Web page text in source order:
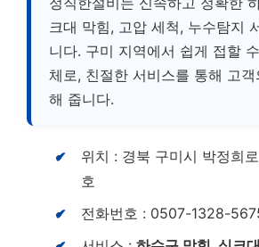
크대 막힘, 고압 세척, 누수탐지
니다. 구미 지역에서 쉽게 접할
체로, 친절한 서비스를 통해 고
해 줍니다.
위치 : 경북 구미시 박정희
호
전화번호 : 0507-1328-